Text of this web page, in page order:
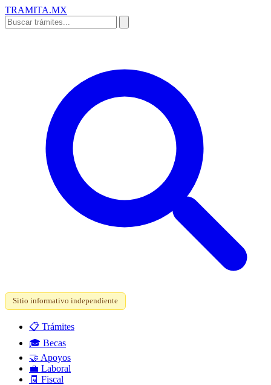
TRAMITA.MX
Sitio informativo independiente
📋 Trámites
🎓 Becas
🤝 Apoyos
💼 Laboral
🧾 Fiscal